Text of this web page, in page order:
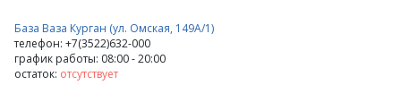
База Ваза Курган (ул. Омская, 149А/1)
телефон: +7(3522)632-000
график работы: 08:00 - 20:00
остаток: отсутствует